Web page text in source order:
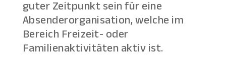
guter Zeitpunkt sein für eine
Absenderorganisation, welche im
Bereich Freizeit- oder
Familienaktivitäten aktiv ist.